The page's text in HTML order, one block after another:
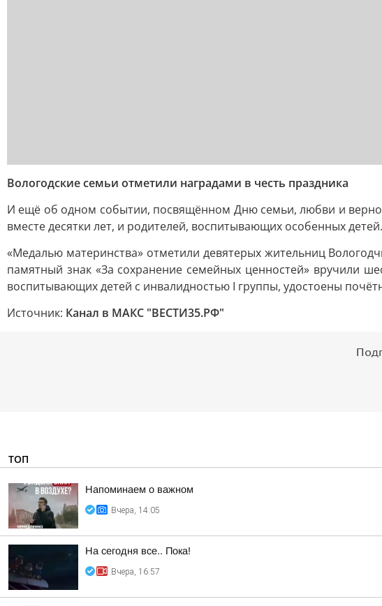
Вологодские семьи отметили наградами в честь праздника
И ещё об одном событии, посвящённом Дню семьи, любви и
вместе десятки лет, и родителей, воспитывающих особенных детей.
«Медалью материнства» отметили девятерых жительниц
памятный знак «За сохранение семейных ценностей» вручили
воспитывающих детей с инвалидностью I группы, удостоены
Источник: Канал в МАКС "ВЕСТИ35.РФ"
ТОП
Напоминаем о важном
Вчера, 14:05
На сегодня все.. Пока!
Вчера, 16:57